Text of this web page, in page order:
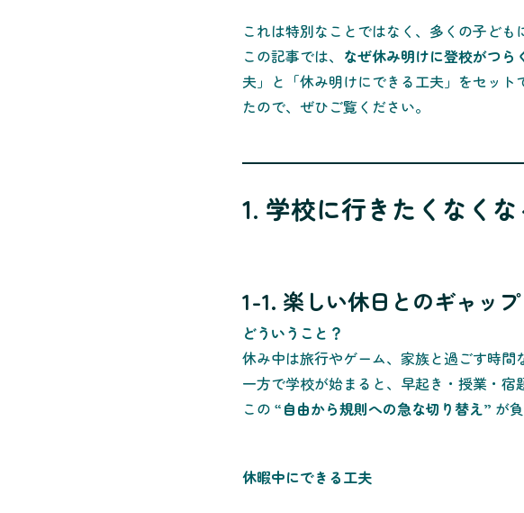
これは特別なことではなく、多くの子ども
この記事では、 なぜ休み明けに登校がつら
夫」と「休み明けにできる工夫」をセッ
たので、ぜひご覧ください。
1. 学校に行きたくなく
1-1. 楽しい休日とのギャップ
どういうこと？
休み中は旅行やゲーム、家族と過ごす時間
一方で学校が始まると、早起き・授業・宿
この “自由から規則への急な切り替え” が
休暇中にできる工夫